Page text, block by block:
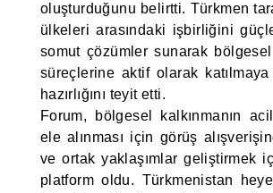
oluşturduğunu belirtti. Türkmen
ülkeleri arasındaki işbirliğini
somut çözümler sunarak
süreçlerine aktif olarak
hazırlığını teyit etti.
Forum, bölgesel kalkınmanın acil
ele alınması için görüş
ve ortak yaklaşımlar geliştirmek
platform oldu. Türkmenistan